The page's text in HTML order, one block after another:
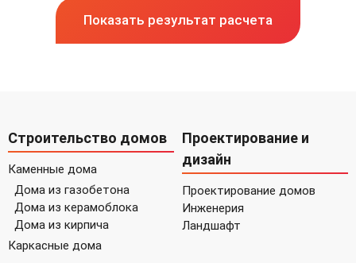
Показать результат расчета
Строительство домов
Каменные дома
Дома из газобетона
Дома из керамоблока
Дома из кирпича
Каркасные дома
Проектирование и
дизайн
Проектирование домов
Инженерия
Ландшафт